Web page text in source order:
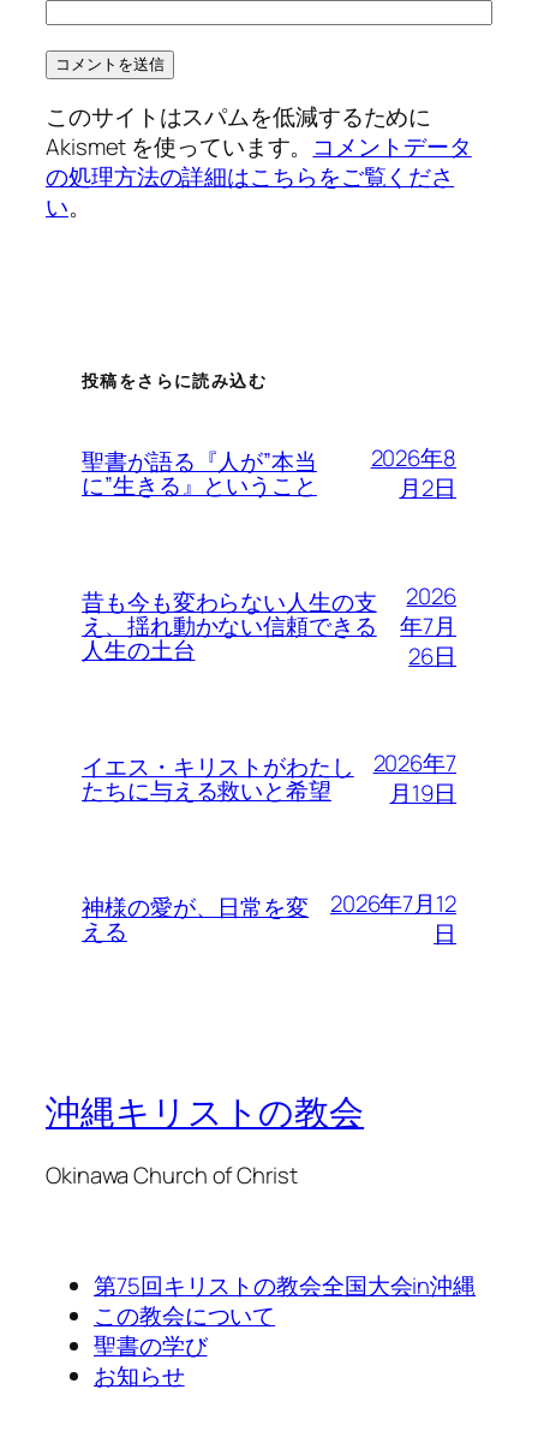
このサイトはスパムを低減するために
Akismet を使っています。 コメントデータ
の処理方法の詳細はこちらをご覧くださ
い。
投稿をさらに読み込む
聖書が語る『人が”本当
に”生きる』ということ
2026年8
月2日
昔も今も変わらない人生の支
え、揺れ動かない信頼できる
人生の土台
2026
年7月
26日
イエス・キリストがわたし
たちに与える救いと希望
2026年7
月19日
神様の愛が、日常を変
える
2026年7月12
日
沖縄キリストの教会
Okinawa Church of Christ
第75回キリストの教会全国大会in沖縄
この教会について
聖書の学び
お知らせ